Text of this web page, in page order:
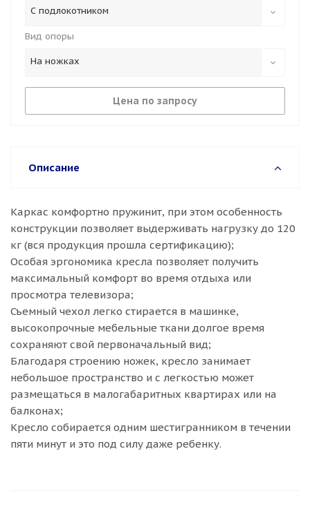
С подлокотником
Вид опоры
На ножках
Цена по запросу
Описание
Каркас комфортно пружинит, при этом особенность
конструкции позволяет выдерживать нагрузку до 120
кг (вся продукция прошла сертификацию);
Особая эргономика кресла позволяет получить
максимальный комфорт во время отдыха или
просмотра телевизора;
Съемный чехол легко стирается в машинке,
высокопрочные мебельные ткани долгое время
сохраняют свой первоначальный вид;
Благодаря строению ножек, кресло занимает
небольшое пространство и с легкостью может
размещаться в малогабаритных квартирах или на
балконах;
Кресло собирается одним шестигранником в течении
пяти минут и это под силу даже ребенку.